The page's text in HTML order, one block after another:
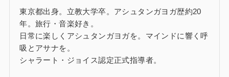
東京都出身。立教大学卒。アシュタンガヨガ歴約20
年。旅行・音楽好き。
日常に楽しくアシュタンガヨガを。マインドに響く呼
吸とアサナを。
シャラート・ジョイス認定正式指導者。